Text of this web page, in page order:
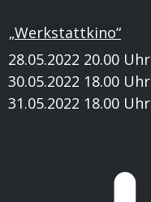
„Werkstattkino“
28.05.2022 20.00 Uhr
30.05.2022 18.00 Uhr
31.05.2022 18.00 Uhr